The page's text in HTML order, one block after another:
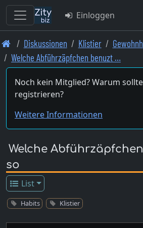
Skip
to
main
content
Einloggen
Diskussionen Klistier
Welche Abführzäpfchen benuzt …
Noch kein Mitglied? Warum
registrieren?
Weitere Informationen
Welche
so
List
Habits Klistier